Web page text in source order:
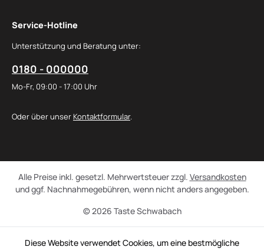
Service-Hotline
Unterstützung und Beratung unter:
0180 - 000000
Mo-Fr, 09:00 - 17:00 Uhr
Oder über unser Kontaktformular.
© 2026 Taste Schwabach
Alle Preise inkl. gesetzl. Mehrwertsteuer zzgl. Versandkosten
und ggf. Nachnahmegebühren, wenn nicht anders angegeben.
Diese Website verwendet Cookies, um eine bestmögliche